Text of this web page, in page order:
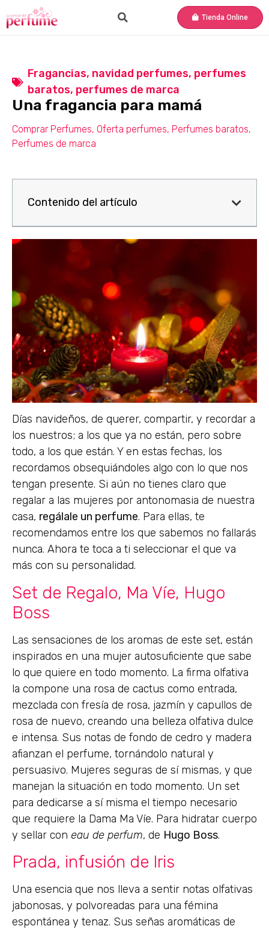
Tienda Online
Fragancias, navidad perfumes, perfumes
baratos, perfumes de marca
Una fragancia para mamá
Comprar Perfumes, Oferta perfumes, Perfumes baratos,
Perfumes de marca
Contenido del artículo
Días navideños, de querer, compartir, y recordar a
los nuestros; a los que ya no están, pero sobre
todo, a los que están. Y en estas fechas, los
recordamos obsequiándoles algo con lo que nos
tengan presente. Si aún no tienes claro que
regalar a las mujeres por antonomasia de nuestra
casa, regálale un perfume. Para ellas, te
recomendamos entre los que sabemos no fallarás
nunca. Ahora te toca a ti seleccionar el que va
más con su personalidad.
Set de Regalo, Ma Víe, Hugo
Boss
Las sensaciones de los aromas de este set, están
inspirados en una mujer autosuficiente que sabe
lo que quiere en todo momento. La firma olfativa
la compone una rosa de cactus como entrada,
mezclada con fresía de rosa, jazmín y capullos de
rosa de nuevo, creando una belleza olfativa dulce
e intensa. Sus notas de fondo de cedro y madera
afianzan el perfume, tornándolo natural y
persuasivo. Mujeres seguras de sí mismas, y que
manejan la situación en todo momento. Un set
para dedicarse a sí misma el tiempo necesario
que requiere la Dama Ma Víe. Para hidratar cuerpo
y sellar con eau de perfum, de Hugo Boss.
Prada, infusión de Iris
Una esencia que nos lleva a sentir notas olfativas
jabonosas, y polvoreadas para una fémina
espontánea y tenaz. Sus señas aromáticas de